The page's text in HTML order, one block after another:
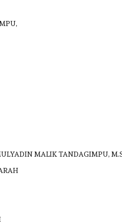
MALIK TANDAGIMPU,